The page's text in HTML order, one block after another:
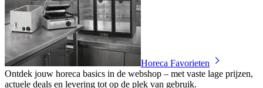
Horeca Favorieten
Ontdek jouw horeca basics in de webshop – met vaste lage prijzen,
actuele deals en levering tot op de plek van gebruik.